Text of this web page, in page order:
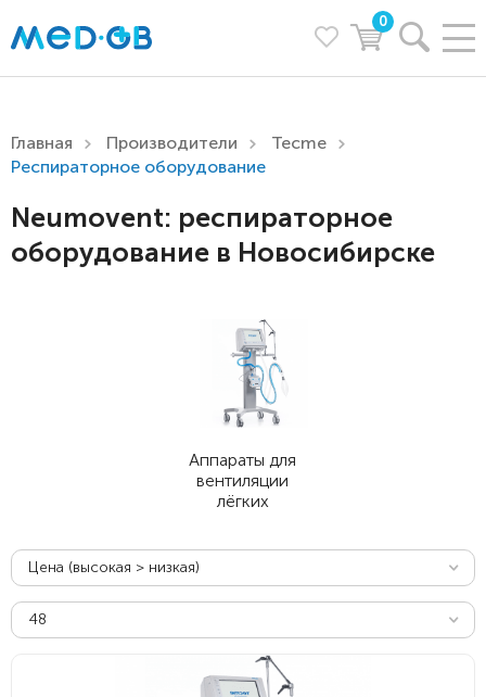
0
Главная Производители
Tecme
Респираторное оборудование
Neumovent: респираторное
оборудование в Новосибирске
Аппараты для
вентиляции
лёгких
Цена (высокая > низкая)
48